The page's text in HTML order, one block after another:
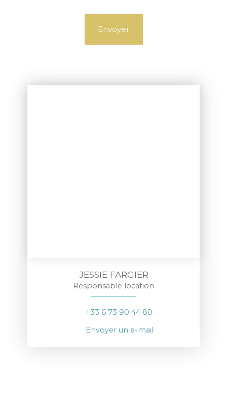
Envoyer
JESSIE FARGIER
Responsable location
+33 6 73 90 44 80
Envoyer un e-mail